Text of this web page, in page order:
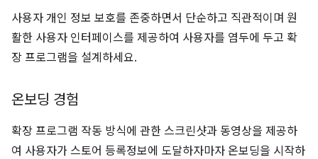
사용자 개인 정보 보호를 존중하면서 단순하고 직관적이며 원
활한 사용자 인터페이스를 제공하여 사용자를 염두에 두고 확
장 프로그램을 설계하세요.
온보딩 경험
확장 프로그램 작동 방식에 관한 스크린샷과 동영상을 제공하
여 사용자가 스토어 등록정보에 도달하자마자 온보딩을 시작하